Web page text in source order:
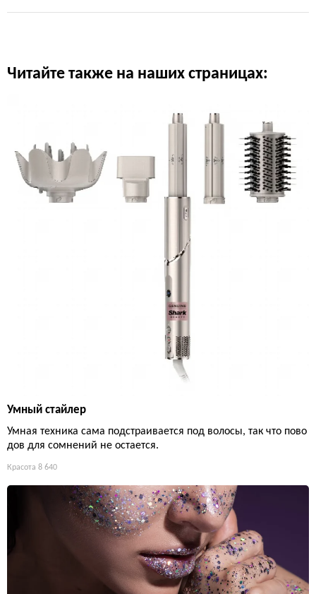
Читайте также на наших страницах:
Умный стайлер
Умная техника сама подстраивается под волосы, так что пово
дов для сомнений не остается.
Красота 8 640